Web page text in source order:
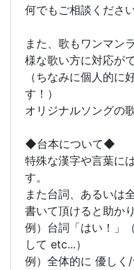
何でもご相談くださ
また、歌もワンマン
様な歌い方に対応が
（ちなみに個人的に
す！）
オリジナルソングの
◆台本について◆
特殊な漢字や言葉に
す。
また台詞、あるいは
書いて頂けると助かり
例）台詞「はい！」
して etc...）
例）全体的に 優しく